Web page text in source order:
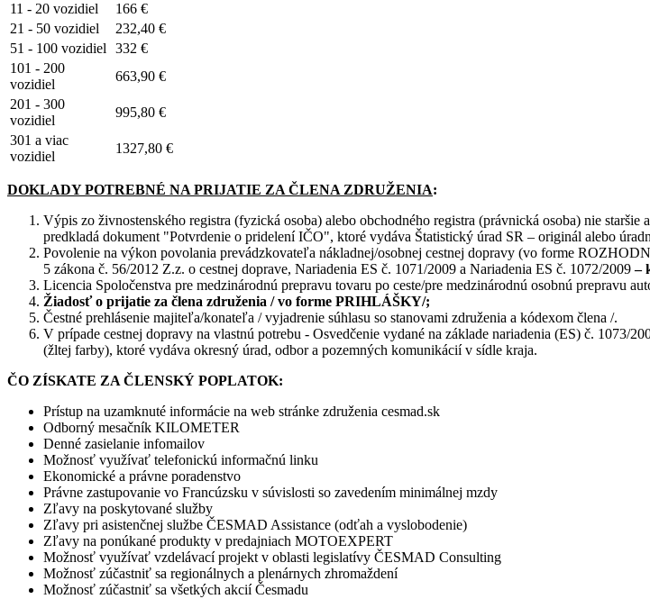
11 - 20 vozidiel
166 €
21 - 50 vozidiel
232,40 €
51 - 100 vozidiel
332 €
101 - 200
vozidiel
663,90 €
201 - 300
vozidiel
995,80 €
301 a viac
vozidiel
1327,80 €
DOKLADY POTREBNÉ NA PRIJATIE ZA ČLENA ZDRUŽENIA:
Výpis zo živnostenského registra (fyzická osoba) alebo obchodného registra (právnická osoba) nie
predkladá dokument "Potvrdenie o pridelení IČO", ktoré vydáva Štatistický úrad SR – originál alebo
Povolenie na výkon povolania prevádzkovateľa nákladnej/osobnej cestnej dopravy (vo forme
5 zákona č. 56/2012 Z.z. o cestnej doprave, Nariadenia ES č. 1071/2009 a Nariadenia ES č. 1072/2009–
Licencia Spoločenstva pre medzinárodnú prepravu tovaru po ceste/pre medzinárodnú osobnú prepravu
Žiadosť o prijatie za člena združenia / vo forme PRIHLÁŠKY/;
Čestné prehlásenie majiteľa/konateľa / vyjadrenie súhlasu so stanovami združenia a kódexom člena /.
V prípade cestnej dopravy na vlastnú potrebu - Osvedčenie vydané na základe nariadenia (ES) č. 1073/
(žltej farby), ktoré vydáva okresný úrad, odbor a pozemných komunikácií v sídle kraja.
ČO ZÍSKATE ZA ČLENSKÝ POPLATOK:
Prístup na uzamknuté informácie na web stránke združenia cesmad.sk
Odborný mesačník KILOMETER
Denné zasielanie infomailov
Možnosť využívať telefonickú informačnú linku
Ekonomické a právne poradenstvo
Právne zastupovanie vo Francúzsku v súvislosti so zavedením minimálnej mzdy
Zľavy na poskytované služby
Zľavy pri asistenčnej službe ČESMAD Assistance (odťah a vyslobodenie)
Zľavy na ponúkané produkty v predajniach MOTOEXPERT
Možnosť využívať vzdelávací projekt v oblasti legislatívy ČESMAD Consulting
Možnosť zúčastniť sa regionálnych a plenárnych zhromaždení
Možnosť zúčastniť sa všetkých akcií Česmadu